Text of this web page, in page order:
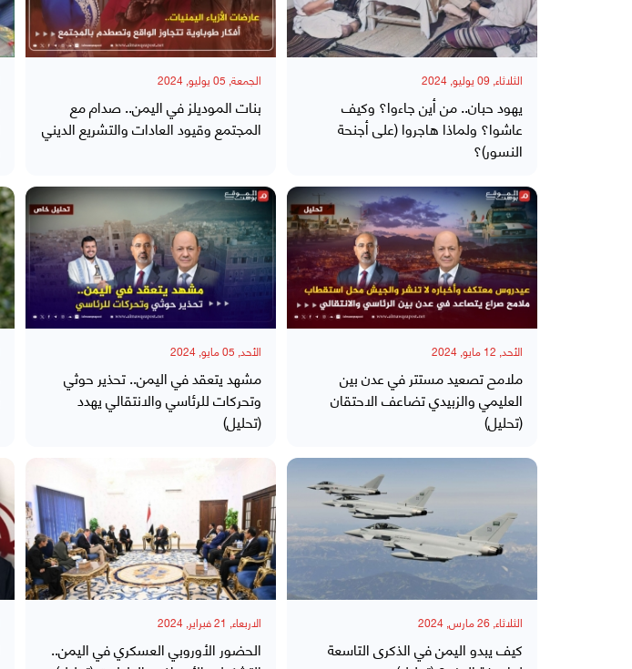
الثلاثاء, 09 يوليو, 2024
يهود حبان.. من أين جاءوا؟ وكيف
عاشوا؟ ولماذا هاجروا (على أجنحة
النسور)؟
الجمعة, 05 يوليو, 2024
بنات الموديلز في اليمن.. صدام مع
المجتمع وقيود العادات والتشريع الديني
الأحد, 12 مايو, 2024
ملامح تصعيد مستتر في عدن بين
العليمي والزبيدي تضاعف الاحتقان
(تحليل)
الأحد, 05 مايو, 2024
مشهد يتعقد في اليمن.. تحذير حوثي
وتحركات للرئاسي والانتقالي يهدد
(تحليل)
الثلاثاء, 26 مارس, 2024
كيف يبدو اليمن في الذكرى التاسعة
الاربعاء, 21 فبراير, 2024
الحضور الأوروبي العسكري في اليمن..